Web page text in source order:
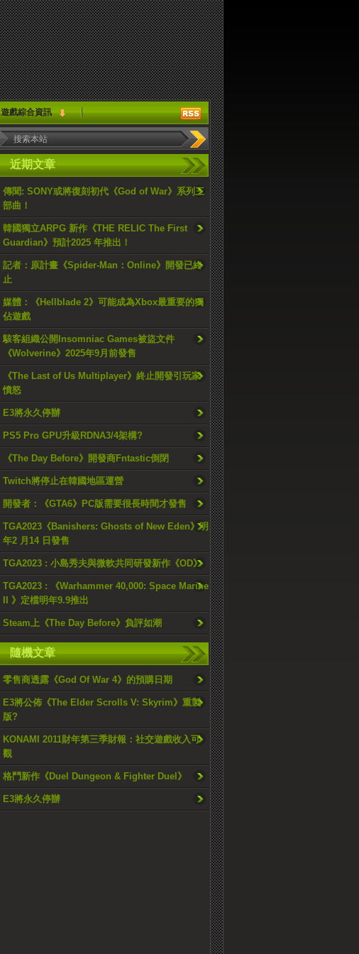
遊戲綜合資訊
近期文章
傳聞: SONY或將復刻初代《God of War》系列三
部曲！
韓國獨立ARPG 新作《THE RELIC The First
Guardian》預計2025 年推出！
記者：原計畫《Spider-Man：Online》開發已終
止
媒體：《Hellblade 2》可能成為Xbox最重要的獨
佔遊戲
駭客組織公開Insomniac Games被盜文件
《Wolverine》2025年9月前發售
《The Last of Us Multiplayer》終止開發引玩家
憤怒
E3將永久停辦
PS5 Pro GPU升級RDNA3/4架構?
《The Day Before》開發商Fntastic倒閉
Twitch將停止在韓國地區運營
開發者：《GTA6》PC版需要很長時間才發售
TGA2023《Banishers: Ghosts of New Eden》明
年2 月14 日發售
TGA2023 : 小島秀夫與微軟共同研發新作《OD》
TGA2023 : 《Warhammer 40,000: Space Marine
II 》定檔明年9.9推出
Steam上《The Day Before》負評如潮
隨機文章
零售商透露《God Of War 4》的預購日期
E3將公佈《The Elder Scrolls V: Skyrim》重製
版?
KONAMI 2011財年第三季財報：社交遊戲收入可
觀
格鬥新作《Duel Dungeon & Fighter Duel》
E3將永久停辦